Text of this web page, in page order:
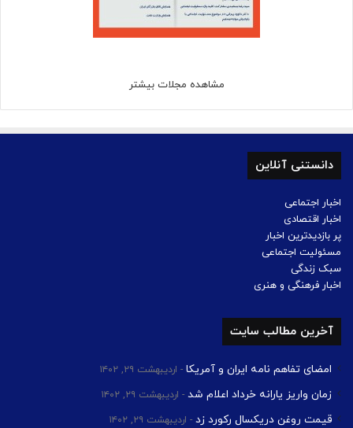
مشاهده مجلات بیشتر
دانستنی آنلاین
اخبار اجتماعی
اخبار اقتصادی
پر بازدیدترین اخبار
مسئولیت اجتماعی
سبک زندگی
اخبار فرهنگی و هنری
آخرین مطالب سایت
امضای تفاهم نامه ایران و آمریکا اردیبهشت ۲۹, ۱۴۰۲
زمان واریز یارانه خرداد اعلام شد اردیبهشت ۲۹, ۱۴۰۲
قیمت روغن دریکسال رکورد زد اردیبهشت ۲۹, ۱۴۰۲